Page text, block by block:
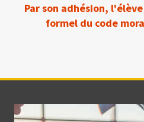
Par son adhésion,
formel du code